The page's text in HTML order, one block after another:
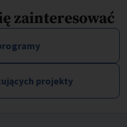
zainteresować
projekty